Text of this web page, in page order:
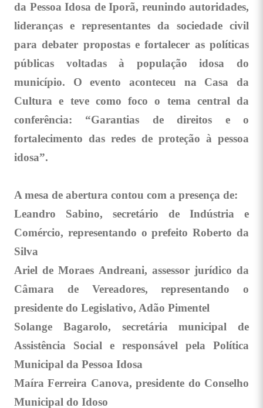
da Pessoa Idosa de Iporã, reunindo autoridades,
lideranças e representantes da sociedade civil
para debater propostas e fortalecer as políticas
públicas voltadas à população idosa do
município. O evento aconteceu na Casa da
Cultura e teve como foco o tema central da
conferência: “Garantias de direitos e o
fortalecimento das redes de proteção à pessoa
idosa”.
A mesa de abertura contou com a presença de:
Leandro Sabino, secretário de Indústria e
Comércio, representando o prefeito Roberto da
Silva
Ariel de Moraes Andreani, assessor jurídico da
Câmara de Vereadores, representando o
presidente do Legislativo, Adão Pimentel
Solange Bagarolo, secretária municipal de
Assistência Social e responsável pela Política
Municipal da Pessoa Idosa
Maíra Ferreira Canova, presidente do Conselho
Municipal do Idoso